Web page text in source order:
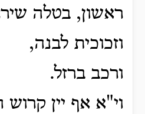
ראשון, בטלה
וזכוכית לבנה,
ורכב ברזל.
וי"א אף יין